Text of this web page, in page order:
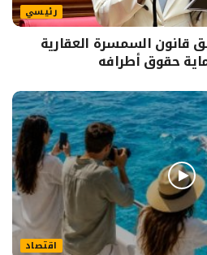
رئيسي
قانون السمسرة العقارية
حقوق أطرافه
اقتصاد